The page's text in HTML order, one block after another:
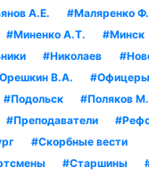
А.Е. #Маляренко
#Миненко А.Т. #Минск
#Николаев
В.А. #Офицеры
#Подольск #Поляков
#Преподаватели
#Скорбные вести
#Старшины